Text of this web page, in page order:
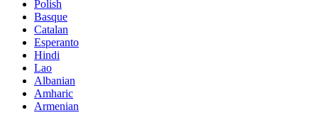
Polish
Basque
Catalan
Esperanto
Hindi
Lao
Albanian
Amharic
Armenian